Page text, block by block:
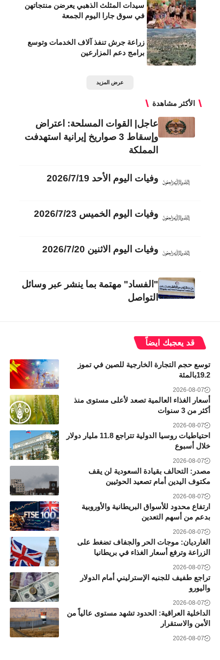
سيدات المثلث الذهبي يعرضن منتجاتهن
في سوق جارا اليوم الجمعة
زراعة جرش تنفذ آلاف الخدمات وتوسع
برامج دعم المزارعين
عرض المزيد
الأكثر مشاهدة
عاجل| القوات المسلحة: اعتراض
وإسقاط 3 صواريخ إيرانية استهدفت
المملكة
وفيات اليوم الأحد 2026/7/19
وفيات اليوم الخميس 2026/7/23
وفيات اليوم الاثنين 2026/7/20
"الفساد" مهتمة بما ينشر عبر وسائل
التواصل
قد يعجبك ايضاً
توسع حجم التجارة الخارجية للصين في تموز
19.2بالمئة
2026-08-07
أسعار الغذاء العالمية تصعد لأعلى مستوى منذ
أكثر من 3 سنوات
2026-08-07
احتياطيات روسيا الدولية تتراجع 11.8 مليار دولار
خلال أسبوع
2026-08-07
مصدر: التحالف بقيادة السعودية لن يقف
مكتوف اليدين أمام تصعيد الحوثيين
2026-08-07
ارتفاع محدود للأسواق البريطانية والأوروبية
بدعم من أسهم التعدين
2026-08-07
الغارديان: موجات الحر والجفاف تضغط على
الزراعة وترفع أسعار الغذاء في بريطانيا
2026-08-07
تراجع طفيف للجنيه الإسترليني أمام الدولار
واليورو
2026-08-07
الداخلية العراقية: الحدود تشهد مستوى عالياً من
الأمن والاستقرار
2026-08-07